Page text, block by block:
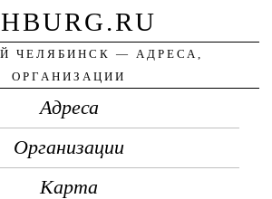
ЧЕЛЯБИНСК — АДРЕСА,
ОРГАНИЗАЦИИ
Адреса
Организации
Карта